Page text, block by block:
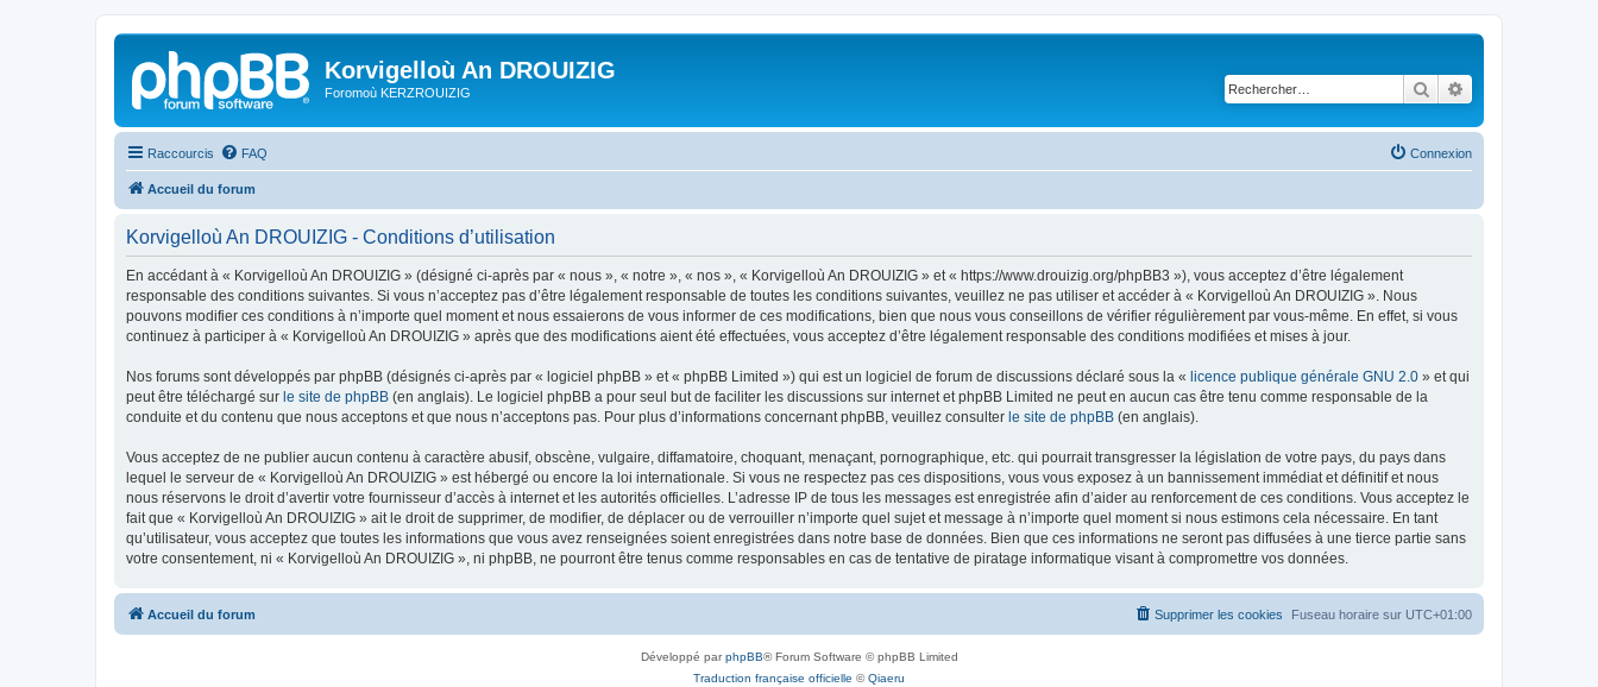
Korvigelloù An DROUIZIG
Foromoù KERZROUIZIG Rechercher
Raccourcis FAQ Connexion
Accueil du forum
Korvigelloù An DROUIZIG - Conditions d’utilisation
En accédant à « Korvigelloù An DROUIZIG » (désigné ci-après par « nous », « notre », « nos », « Korvigelloù An DROUIZIG » et « https://www.drouizig.org/phpBB3 »), vous acceptez d’être légalement
responsable des conditions suivantes. Si vous n’acceptez pas d’être légalement responsable de toutes les conditions suivantes, veuillez ne pas utiliser et accéder à « Korvigelloù An DROUIZIG ». Nous
pouvons modifier ces conditions à n’importe quel moment et nous essaierons de vous informer de ces modifications, bien que nous vous conseillons de vérifier régulièrement par vous-même. En effet, si vous
continuez à participer à « Korvigelloù An DROUIZIG » après que des modifications aient été effectuées, vous acceptez d’être légalement responsable des conditions modifiées et mises à jour.
Nos forums sont développés par phpBB (désignés ci-après par « logiciel phpBB » et « phpBB Limited ») qui est un logiciel de forum de discussions déclaré sous la « licence publique générale GNU 2.0 » et qui
peut être téléchargé sur le site de phpBB (en anglais). Le logiciel phpBB a pour seul but de faciliter les discussions sur internet et phpBB Limited ne peut en aucun cas être tenu comme responsable de la
conduite et du contenu que nous acceptons et que nous n’acceptons pas. Pour plus d’informations concernant phpBB, veuillez consulter le site de phpBB (en anglais).
Vous acceptez de ne publier aucun contenu à caractère abusif, obscène, vulgaire, diffamatoire, choquant, menaçant, pornographique, etc. qui pourrait transgresser la législation de votre pays, du pays dans
lequel le serveur de « Korvigelloù An DROUIZIG » est hébergé ou encore la loi internationale. Si vous ne respectez pas ces dispositions, vous vous exposez à un bannissement immédiat et définitif et nous
nous réservons le droit d’avertir votre fournisseur d’accès à internet et les autorités officielles. L’adresse IP de tous les messages est enregistrée afin d’aider au renforcement de ces conditions. Vous acceptez le
fait que « Korvigelloù An DROUIZIG » ait le droit de supprimer, de modifier, de déplacer ou de verrouiller n’importe quel sujet et message à n’importe quel moment si nous estimons cela nécessaire. En tant
qu’utilisateur, vous acceptez que toutes les informations que vous avez renseignées soient enregistrées dans notre base de données. Bien que ces informations ne seront pas diffusées à une tierce partie sans
votre consentement, ni « Korvigelloù An DROUIZIG », ni phpBB, ne pourront être tenus comme responsables en cas de tentative de piratage informatique visant à compromettre vos données.
Accueil du forum Fuseau horaire sur UTC+01:00
Supprimer les cookies
Développé parphpBB® Forum Software © phpBB Limited
Traduction française officielle ©Qiaeru